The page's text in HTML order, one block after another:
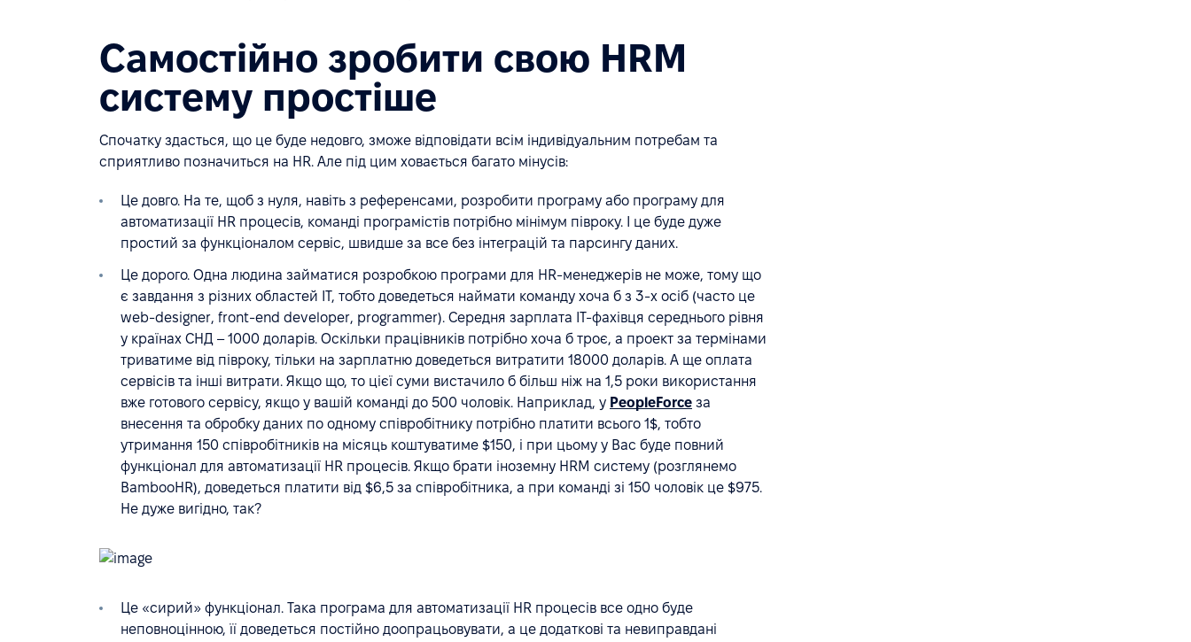
Самостійно зробити свою HRM
систему простіше
Спочатку здасться, що це буде недовго, зможе відповідати всім індивідуальним потребам та
сприятливо позначиться на HR. Але під цим ховається багато мінусів:
Це довго. На те, щоб з нуля, навіть з референсами, розробити програму або програму для
автоматизації HR процесів, команді програмістів потрібно мінімум півроку. І це буде дуже
простий за функціоналом сервіс, швидше за все без інтеграцій та парсингу даних.
Це дорого. Одна людина займатися розробкою програми для HR-менеджерів не може, тому що
є завдання з різних областей IT, тобто доведеться наймати команду хоча б з 3-х осіб (часто це
web-designer, front-end developer, programmer). Середня зарплата IT-фахівця середнього рівня
у країнах СНД – 1000 доларів. Оскільки працівників потрібно хоча б троє, а проект за термінами
триватиме від півроку, тільки на зарплатню доведеться витратити 18000 доларів. А ще оплата
сервісів та інші витрати. Якщо що, то цієї суми вистачило б більш ніж на 1,5 роки використання
вже готового сервісу, якщо у вашій команді до 500 чоловік. Наприклад, у PeopleForce за
внесення та обробку даних по одному співробітнику потрібно платити всього 1$, тобто
утримання 150 співробітників на місяць коштуватиме $150, і при цьому у Вас буде повний
функціонал для автоматизації HR процесів. Якщо брати іноземну HRM систему (розглянемо
BambooHR), доведеться платити від $6,5 за співробітника, а при команді зі 150 чоловік це $975.
Не дуже вигідно, так?
Це «сирий» функціонал. Така програма для автоматизації HR процесів все одно буде
неповноцінною, її доведеться постійно доопрацьовувати, а це додаткові та невиправдані